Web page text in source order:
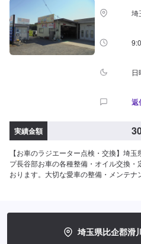
埼
日
返
実績金額
【お車のラジエーター点検・交換】埼
プ長谷部お車の各種整備・オイル交換
おります。大切な愛車の整備・メンテ
のご相談もお待ちしております。カー
方はお声がけください。
埼玉県比企郡滑